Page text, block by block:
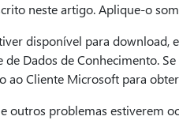
neste artigo. Aplique-o
disponível para download,
de Dados de Conhecimento.
ao Cliente Microsoft para
outros problemas estiverem